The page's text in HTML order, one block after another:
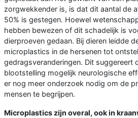
zorgwekkender is, is dat dit aantal de
50% is gestegen. Hoewel
hebben bewezen of dit schadelijk is
dierproeven gedaan. Bij dieren leidde
microplastics in de hersenen tot
gedragsveranderingen. Dit suggereert
blootstelling mogelijk neurologische
er nog meer onderzoek nodig om de
mensen te begrijpen.
Microplastics zijn overal, ook in